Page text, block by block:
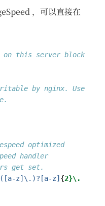
，可以直接在
by nginx. Use
optimized
z]\.)?[a-z] {2}\.